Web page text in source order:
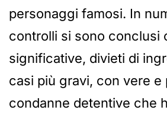
personaggi famosi. In
controlli si sono conclusi
significative, divieti di
casi più gravi, con vere e
condanne detentive che